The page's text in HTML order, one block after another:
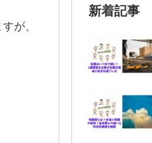
が、
新着記事